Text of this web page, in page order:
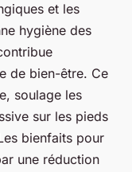
et les
hygiène des
de bien-être. Ce
soulage les
sur les pieds
bienfaits pour
une réduction